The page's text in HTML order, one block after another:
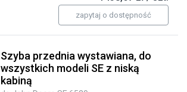
zapytaj o dostępność
Szyba przednia wystawiana, do
wszystkich modeli SE z niską
kabiną